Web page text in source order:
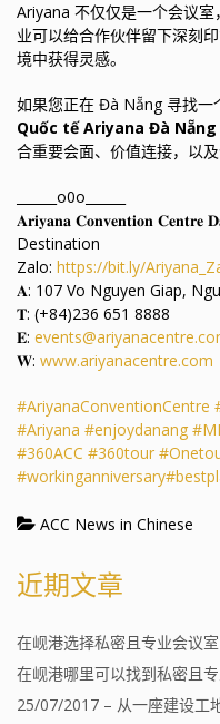
Ariyana 不仅仅是一个会议
业可以给合作伙伴留下深刻
境中获得灵感。
如果您正在 Đà Nẵng 寻找一
Quốc tế Ariyana Đà Nẵng
合重要会面、价值连接，以
______o0o______
𝐀𝐫𝐢𝐲𝐚𝐧𝐚 𝐂𝐨𝐧𝐯𝐞𝐧𝐭𝐢𝐨𝐧
Destination
Zalo: https://bit.ly/
𝐀: 107 Vo Nguyen Giap,
𝐓: (+84)236 651 8888
𝐄:
𝐖: www.ariyanacentre.com
#AriyanaConventionCentre
#Ariyana #enjoydanang
#360ACC #360tour
#workinganniversary
ACC News in Chinese
近期文章
在岘港选择私密且专业会议
在岘港哪里可以找到私密且专
25/07/2017 – 从一座建设工